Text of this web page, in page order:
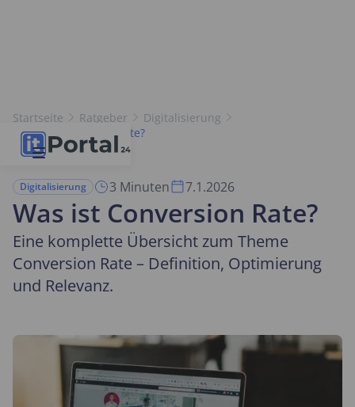
Startseite Ratgeber
Digitalisierung
Was ist Conversion Rate?
Digitalisierung 3 Minuten 7.1.2026
Was ist Conversion Rate?
Eine komplette Übersicht zum Theme
Conversion Rate – Definition, Optimierung
und Relevanz.